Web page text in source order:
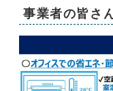
事業者の皆さ